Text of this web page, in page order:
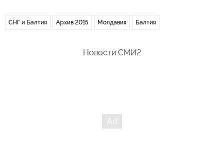
СНГ и Балтия Архив 2015 Молдавия Балтия
Новости СМИ2